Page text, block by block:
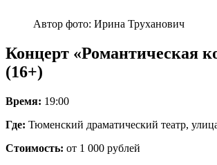
Автор фото: Ирина Труханович
Концерт «Романтическая
(16+)
Время: 19:00
Где: Тюменский драматический театр,
Стоимость: от 1 000 рублей